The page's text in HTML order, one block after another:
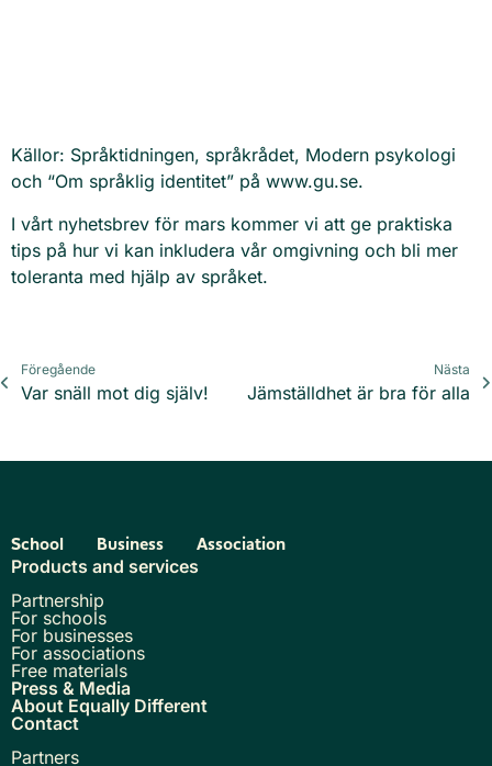
Källor: Språktidningen, språkrådet, Modern psykologi
och “Om språklig identitet” på www.gu.se.
I vårt nyhetsbrev för mars kommer vi att ge praktiska
tips på hur vi kan inkludera vår omgivning och bli mer
toleranta med hjälp av språket.
Föregående
Var snäll mot dig själv!
Nästa
Jämställdhet är bra för alla
School Business Association
Products and services
Partnership
For schools
For businesses
For associations
Free materials
Press & Media
About Equally Different
Contact
Partners